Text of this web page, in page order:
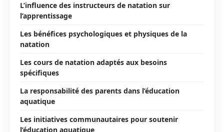
L’influence des instructeurs de natation sur
l’apprentissage
Les bénéfices psychologiques et physiques de la
natation
Les cours de natation adaptés aux besoins
spécifiques
La responsabilité des parents dans l’éducation
aquatique
Les initiatives communautaires pour soutenir
l’éducation aquatique